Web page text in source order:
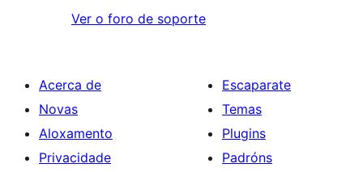
Ver o foro de soporte
Acerca de
Novas
Aloxamento
Privacidade
Escaparate
Temas
Plugins
Padróns